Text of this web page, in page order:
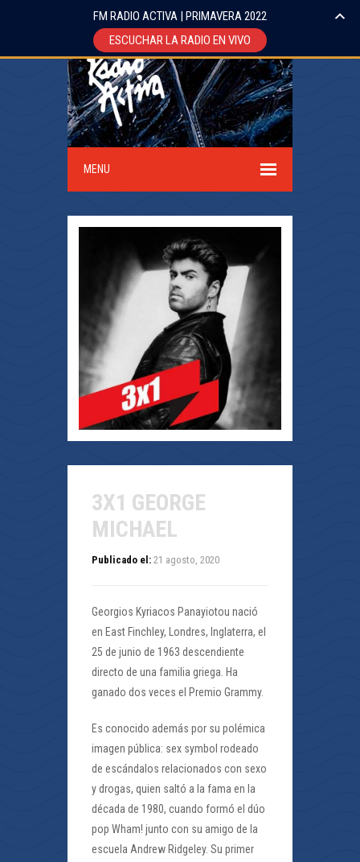
MENU
3X1 GEORGE
MICHAEL
Publicado el: 21 agosto, 2020
Georgios Kyriacos Panayiotou nació
en East Finchley, Londres, Inglaterra, el
25 de junio de 1963 descendiente
directo de una familia griega. Ha
ganado dos veces el Premio Grammy.
Es conocido además por su polémica
imagen pública: sex symbol rodeado
de escándalos relacionados con sexo
y drogas, quien saltó a la fama en la
década de 1980, cuando formó el dúo
pop Wham! junto con su amigo de la
escuela Andrew Ridgeley. Su primer
FM RADIO ACTIVA | PRIMAVERA 2022
ESCUCHAR LA RADIO EN VIVO